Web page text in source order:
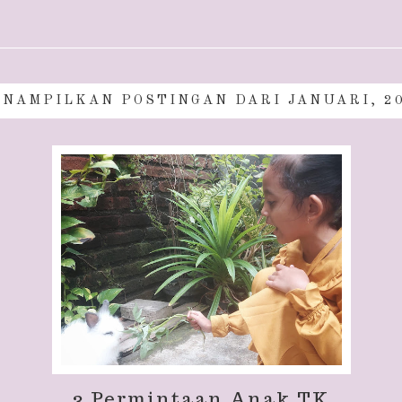
POSTINGAN DARI JANUARI,